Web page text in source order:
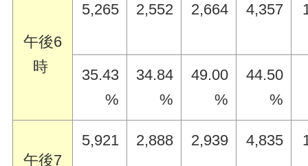
午後6
時
5,265 2,552 2,664 4,357
35.43
%
34.84
%
49.00
%
44.50
%
午後7
5,921 2,888 2,939 4,835